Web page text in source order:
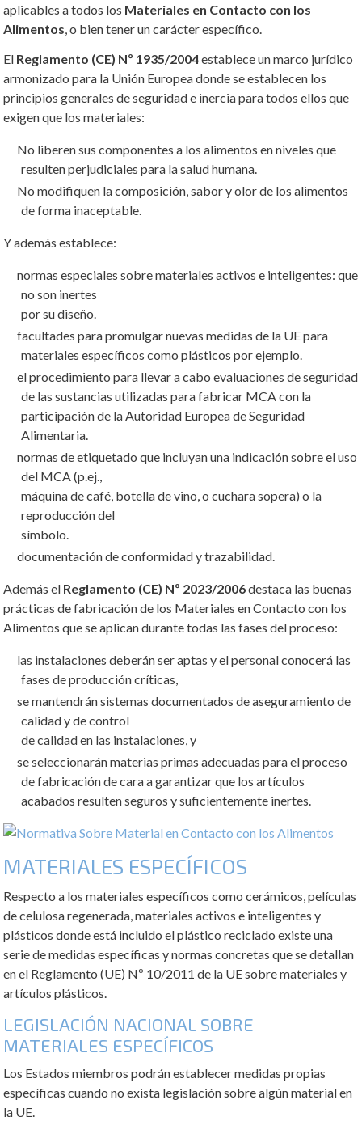
aplicables a todos los Materiales en Contacto con los
Alimentos , o bien tener un carácter específico.
El Reglamento (CE) Nº 1935/2004establece un marco jurídico
armonizado para la Unión Europea donde se establecen los
principios generales de seguridad e inercia para todos ellos que
exigen que los materiales:
No liberen sus componentes a los alimentos en niveles que
resulten perjudiciales para la salud humana.
No modifiquen la composición, sabor y olor de los alimentos
de forma inaceptable.
Y además establece:
normas especiales sobre materiales activos e inteligentes: que
no son inertes
por su diseño.
facultades para promulgar nuevas medidas de la UE para
materiales específicos como plásticos por ejemplo.
el procedimiento para llevar a cabo evaluaciones de seguridad
de las sustancias utilizadas para fabricar MCA con la
participación de la Autoridad Europea de Seguridad
Alimentaria.
normas de etiquetado que incluyan una indicación sobre el uso
del MCA (p.ej.,
máquina de café, botella de vino, o cuchara sopera) o la
reproducción del
símbolo.
documentación de conformidad y trazabilidad.
Además el Reglamento (CE) Nº 2023/2006destaca las buenas
prácticas de fabricación de los Materiales en Contacto con los
Alimentos que se aplican durante todas las fases del proceso:
las instalaciones deberán ser aptas y el personal conocerá las
fases de producción críticas,
se mantendrán sistemas documentados de aseguramiento de
calidad y de control
de calidad en las instalaciones, y
se seleccionarán materias primas adecuadas para el proceso
de fabricación de cara a garantizar que los artículos
acabados resulten seguros y suficientemente inertes.
MATERIALES ESPECÍFICOS
Respecto a los materiales específicos como cerámicos, películas
de celulosa regenerada, materiales activos e inteligentes y
plásticos donde está incluido el plástico reciclado existe una
serie de medidas específicas y normas concretas que se detallan
en el Reglamento (UE) Nº 10/2011 de la UE sobre materiales y
artículos plásticos.
LEGISLACIÓN NACIONAL SOBRE
MATERIALES ESPECÍFICOS
Los Estados miembros podrán establecer medidas propias
específicas cuando no exista legislación sobre algún material en
la UE.